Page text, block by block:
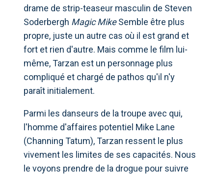
drame de strip-teaseur masculin de Steven
Soderbergh Magic MikeSemble être plus
propre, juste un autre cas où il est grand et
fort et rien d'autre. Mais comme le film lui-
même, Tarzan est un personnage plus
compliqué et chargé de pathos qu'il n'y
paraît initialement.
Parmi les danseurs de la troupe avec qui,
l'homme d'affaires potentiel Mike Lane
(Channing Tatum), Tarzan ressent le plus
vivement les limites de ses capacités. Nous
le voyons prendre de la drogue pour suivre